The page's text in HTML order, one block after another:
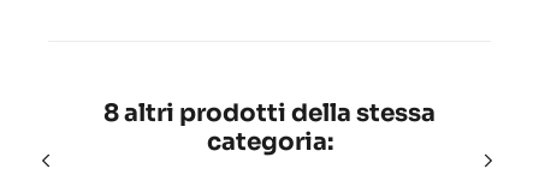
8 altri prodotti della stessa
categoria: